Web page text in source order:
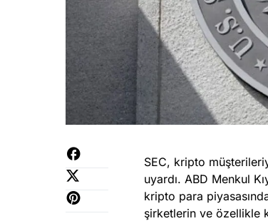
SEC, kripto
uyardı. ABD Menkul
kripto para
şirketlerin ve özellikle